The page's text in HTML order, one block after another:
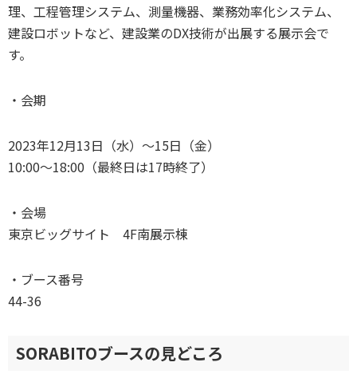
理、工程管理システム、測量機器、業務効率化システム、
建設ロボットなど、建設業のDX技術が出展する展示会で
す。
・会期
2023年12月13日（水）～15日（金）
10:00～18:00（最終日は17時終了）
・会場
東京ビッグサイト 4F南展示棟
・ブース番号
44-36
SORABITOブースの見どころ